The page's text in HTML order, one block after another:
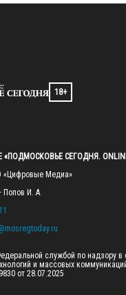
18+
«ПОДМОСКОВЬЕ СЕГОДНЯ.
«Цифровые Медиа»
Попов И. А.
службой по надзору в
и массовых
от 28.07.2025